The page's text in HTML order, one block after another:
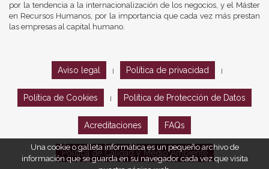
por la tendencia a la internacionalización de los negocios, y el Máster
en Recursos Humanos, por la importancia que cada vez más prestan
las empresas al capital humano.
Aviso legal Política de privacidad
Política de Cookies Política de Protección de Datos
Acreditaciones FAQs
Política de Calidad y Medio Ambiente
Una cookie o galleta informática es un pequeño archivo de
información que se guarda en su navegador cada vez que visita